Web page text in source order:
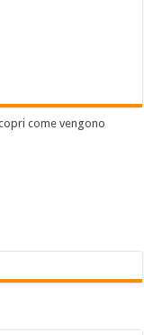
come vengono